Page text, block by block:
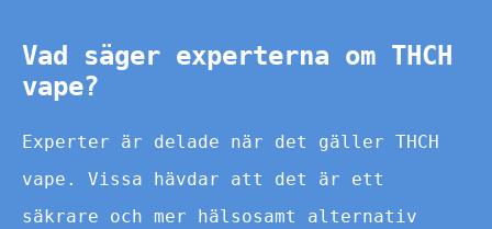
Vad säger experterna om THCH
vape?
Experter är delade när det gäller THCH
vape. Vissa hävdar att det är ett
säkrare och mer hälsosamt alternativ